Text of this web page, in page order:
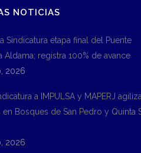
NOTICIAS
Sindicatura etapa final del Puente
Aldama; registra 100% de avance
2026
a IMPULSA y MAPERJ
en Bosques de San Pedro y Quinta
2026